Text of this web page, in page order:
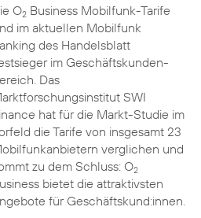
O2Business Mobilfunk-Tarife
im aktuellen Mobilfunk
des Handelsblatt
im Geschäftskunden-
Das
SWI
hat für die Markt-Studie im
die Tarife von insgesamt 23
verglichen und
zu dem Schluss: O2
bietet die attraktivsten
für Geschäftskund:innen.